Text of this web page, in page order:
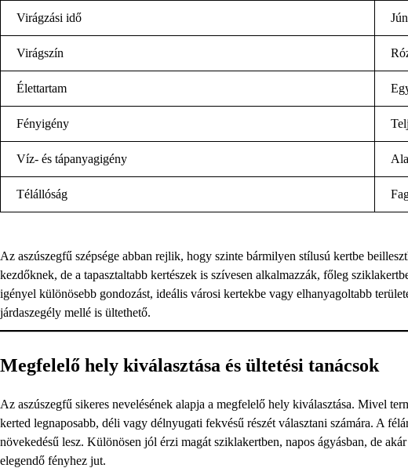
Virágzási idő
Virágszín
Élettartam
Fényigény
Víz- és tápanyagigény
Télállóság
Az aszúszegfű szépsége abban rejlik, hogy szinte bármilyen stílusú kertbe
kezdőknek, de a tapasztaltabb kertészek is szívesen alkalmazzák, főleg
igényel különösebb gondozást, ideális városi kertekbe vagy elhanyagoltabb
járdaszegély mellé is ültethető.
Megfelelő hely kiválasztása és ültetési tanácsok
Az aszúszegfű sikeres nevelésének alapja a megfelelő hely kiválasztása. Mivel
kerted legnaposabb, déli vagy délnyugati fekvésű részét választani számára. A
növekedésű lesz. Különösen jól érzi magát sziklakertben, napos ágyásban, de
elegendő fényhez jut.